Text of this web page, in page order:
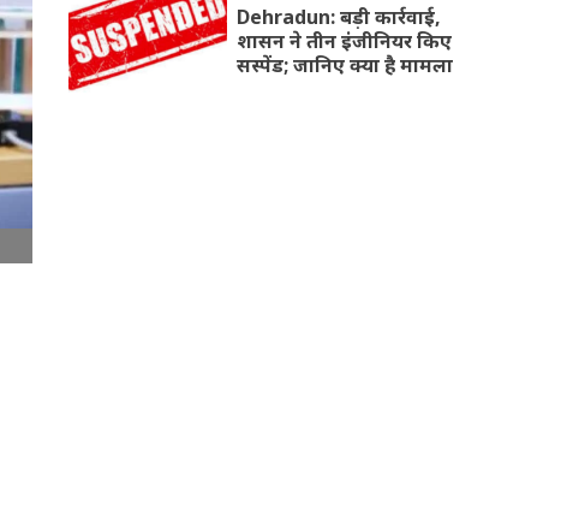
Dehradun: बड़ी कार्रवाई,
शासन ने तीन इंजीनियर किए
सस्पेंड; जानिए क्या है मामला